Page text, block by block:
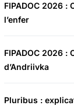
FIPADOC 2026 :
l’enfer
FIPADOC 2026 :
d’Andriivka
Pluribus :